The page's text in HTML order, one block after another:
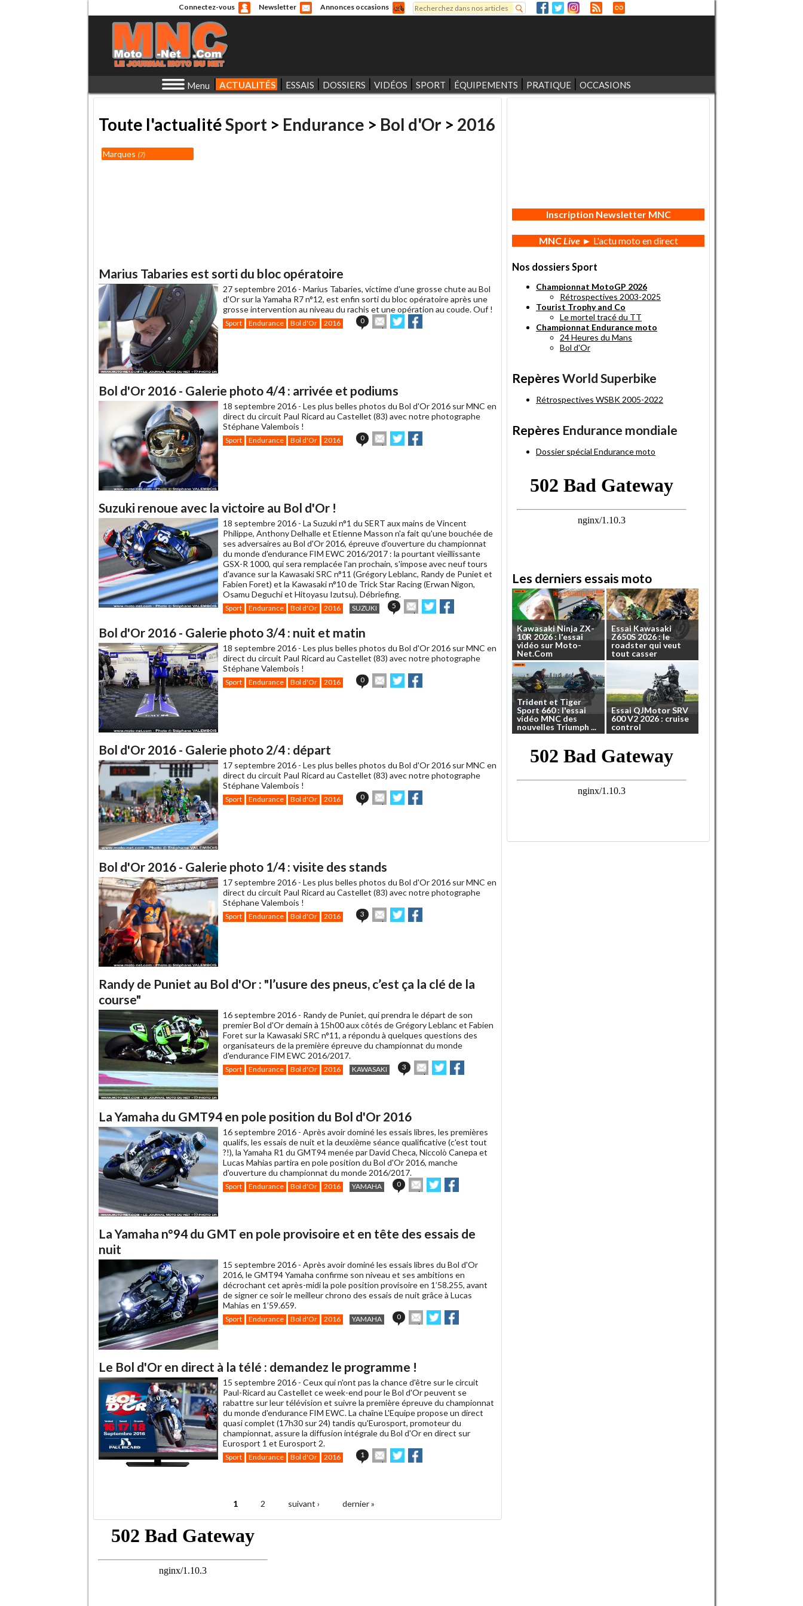
Connectez-vous Newsletter Annonces occasions
Formulaire de recherche
Rechercher
Menu ACTUALITÉS ESSAIS DOSSIERS VIDÉOS SPORT ÉQUIPEMENTS PRATIQUE OCCASIONS
Toute l'actualitéSport > Endurance > Bol d'Or > 2016
Marques 7
Marius Tabaries est sorti du bloc opératoire
27 septembre 2016 - Marius Tabaries, victime d'une grosse chute au Bol
d'Or sur la Yamaha R7 n°12, est enfin sorti du bloc opératoire après une
grosse intervention au niveau du rachis et une opération au coude. Ouf !
Sport Endurance Bol d'Or 2016 0
Envoyer
cet
Partager
sur sur
Bol d'Or 2016 - Galerie photo 4/4 : arrivée et podiums
18 septembre 2016 - Les plus belles photos du Bol d'Or 2016 sur MNC en
direct du circuit Paul Ricard au Castellet (83) avec notre photographe
Stéphane Valembois !
Sport Endurance Bol d'Or 2016 0
Envoyer
cet
Partager
sur sur
Suzuki renoue avec la victoire au Bol d'Or !
18 septembre 2016 - La Suzuki n°1 du SERT aux mains de Vincent
Philippe, Anthony Delhalle et Etienne Masson n'a fait qu'une bouchée de
ses adversaires au Bol d'Or 2016, épreuve d'ouverture du championnat
du monde d'endurance FIM EWC 2016/2017 : la pourtant vieillissante
GSX-R 1000, qui sera remplacée l'an prochain, s'impose avec neuf tours
d'avance sur la Kawasaki SRC n°11 (Grégory Leblanc, Randy de Puniet et
Fabien Foret) et la Kawasaki n°10 de Trick Star Racing (Erwan Nigon,
Osamu Deguchi et Hitoyasu Izutsu). Débriefing.
Sport Endurance Bol d'Or 2016 SUZUKI 5
Envoyer
cet
un
ami
Partager
sur sur
Bol d'Or 2016 - Galerie photo 3/4 : nuit et matin
18 septembre 2016 - Les plus belles photos du Bol d'Or 2016 sur MNC en
direct du circuit Paul Ricard au Castellet (83) avec notre photographe
Stéphane Valembois !
Sport Endurance Bol d'Or 2016 0
Envoyer
cet
Partager
sur sur
Bol d'Or 2016 - Galerie photo 2/4 : départ
17 septembre 2016 - Les plus belles photos du Bol d'Or 2016 sur MNC en
direct du circuit Paul Ricard au Castellet (83) avec notre photographe
Stéphane Valembois !
Sport Endurance Bol d'Or 2016 0
Envoyer
cet
Partager
sur sur
Bol d'Or 2016 - Galerie photo 1/4 : visite des stands
17 septembre 2016 - Les plus belles photos du Bol d'Or 2016 sur MNC en
direct du circuit Paul Ricard au Castellet (83) avec notre photographe
Stéphane Valembois !
Sport Endurance Bol d'Or 2016 3
Envoyer
cet
Partager
sur sur
Randy de Puniet au Bol d'Or : "l’usure des pneus, c’est ça la clé de la
course"
16 septembre 2016 - Randy de Puniet, qui prendra le départ de son
premier Bol d'Or demain à 15h00 aux côtés de Grégory Leblanc et Fabien
Foret sur la Kawasaki SRC n°11, a répondu à quelques questions des
organisateurs de la première épreuve du championnat du monde
d'endurance FIM EWC 2016/2017.
Sport Endurance Bol d'Or 2016 KAWASAKI 3
Envoyer
cet
Partager
sur sur
La Yamaha du GMT94 en pole position du Bol d'Or 2016
16 septembre 2016 - Après avoir dominé les essais libres, les premières
qualifs, les essais de nuit et la deuxième séance qualificative (c'est tout
?!), la Yamaha R1 du GMT94 menée par David Checa, Niccolò Canepa et
Lucas Mahias partira en pole position du Bol d'Or 2016, manche
d'ouverture du championnat du monde 2016/2017.
Sport Endurance Bol d'Or 2016 YAMAHA 0
Envoyer
cet
ami
Partager
sur sur
La Yamaha n°94 du GMT en pole provisoire et en tête des essais de
nuit
15 septembre 2016 - Après avoir dominé les essais libres du Bol d'Or
2016, le GMT94 Yamaha confirme son niveau et ses ambitions en
décrochant cet après-midi la pole position provisoire en 1’58.255, avant
de signer ce soir le meilleur chrono des essais de nuit grâce à Lucas
Mahias en 1’59.659.
Sport Endurance Bol d'Or 2016 YAMAHA 0
Envoyer
cet
ami
Partager
sur sur
Le Bol d'Or en direct à la télé : demandez le programme !
15 septembre 2016 - Ceux qui n'ont pas la chance d'être sur le circuit
Paul-Ricard au Castellet ce week-end pour le Bol d'Or peuvent se
rabattre sur leur télévision et suivre la première épreuve du championnat
du monde d'endurance FIM EWC. La chaîne L'Equipe propose un direct
quasi complet (17h30 sur 24) tandis qu'Eurosport, promoteur du
championnat, assure la diffusion intégrale du Bol d'Or en direct sur
Eurosport 1 et Eurosport 2.
Sport Endurance Bol d'Or 2016 1
Envoyer
cet
ami
Partager
sur sur
1 2 suivant › dernier »
Inscription Newsletter MNC
MNCLive► L'actu moto en direct
Nos dossiers Sport
Championnat MotoGP 2026
Rétrospectives 2003-2025
Tourist Trophy and Co
Le mortel tracé du TT
Championnat Endurance moto
24 Heures du Mans
Bol d'Or
Repères World Superbike
Rétrospectives WSBK 2005-2022
Repères Endurance mondiale
Dossier spécial Endurance moto
Les derniers essais moto
KawasakiNinja ZX-
10R2026: l'essai
vidéo sur Moto-
Net.Com
EssaiKawasaki
Z650S 2026:le
roadster qui veut
tout casser
Trident etTiger
Sport660:l'essai
vidéo MNC des
nouvelles Triumph ...
Essai QJMotorSRV
600V2 2026 : cruise
control